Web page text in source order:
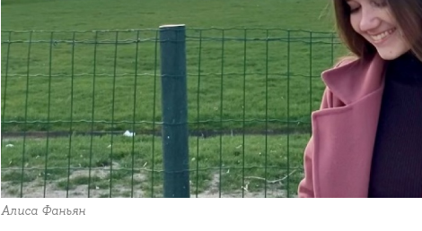
Алиса Фаньян